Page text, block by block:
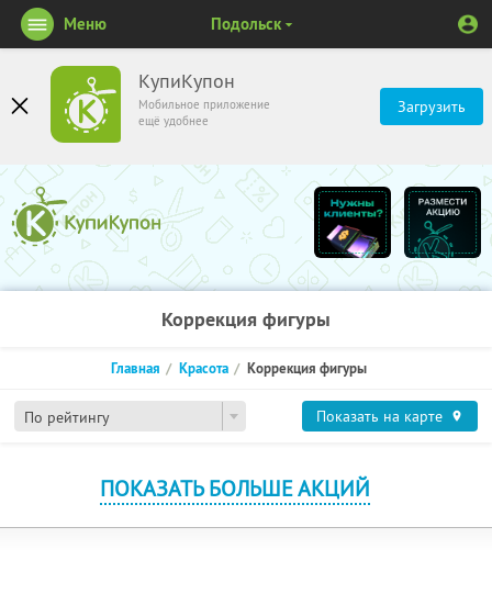
КупиКупон
Мобильное приложение
ещё удобнее
Загрузить
Меню Подольск
Коррекция фигуры
По рейтингу
Главная Красота Коррекция фигуры
Показать на карте
ПОКАЗАТЬ БОЛЬШЕ АКЦИЙ